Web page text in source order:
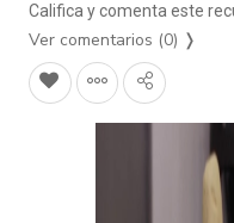
Califica y comenta este
Ver comentarios (0) ❭